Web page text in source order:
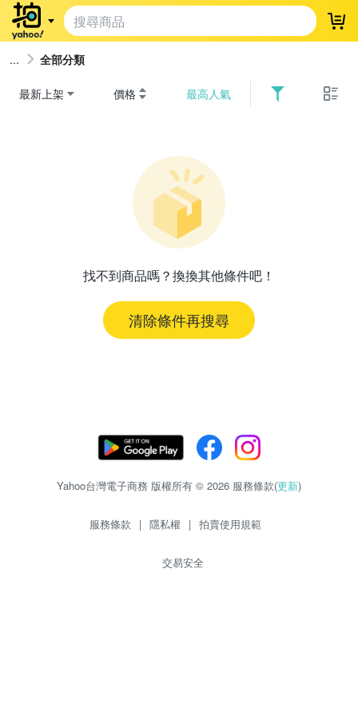
登
全部分類
最新上架 價格 最高人氣
找不到商品嗎？換換其他條件吧！
清除條件再搜尋
Yahoo台灣電子商務 版權所有 © 2026 服務條款(更新)
服務條款 | 隱私權 | 拍賣使用規範
交易安全